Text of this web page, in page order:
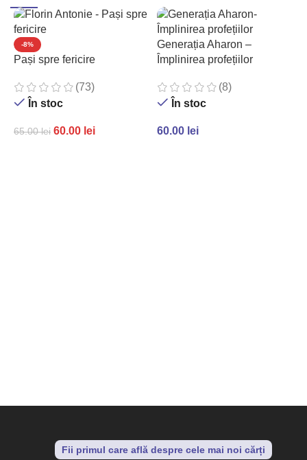
-8%
Pași spre fericire
(73)
În stoc
65.00lei 60.00 lei
Generația Aharon –
Împlinirea profețiilor
(8)
În stoc
60.00 lei
Fii primul care află despre cele mai noi cărți